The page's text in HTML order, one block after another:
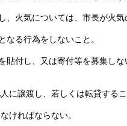
、火気については、市長が火
る行為をしないこと。
付し、又は寄付等を募集しな
に譲渡し、若しくは転貸するこ
ければならない。